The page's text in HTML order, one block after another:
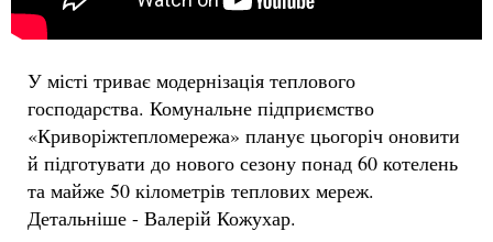
У місті триває модернізація теплового
господарства. Комунальне підприємство
«Криворіжтепломережа» планує цьогоріч оновити
й підготувати до нового сезону понад 60 котелень
та майже 50 кілометрів теплових мереж.
Детальніше - Валерій Кожухар.